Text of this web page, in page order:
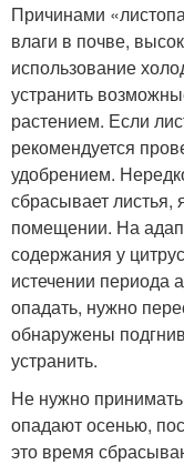
Причинами
влаги в почве,
использование
устранить
растением. Если
рекомендуется
удобрением.
сбрасывает листья,
помещении. На
содержания у
истечении периода
опадать, нужно
обнаружены
устранить.
Не нужно
опадают осенью,
это время